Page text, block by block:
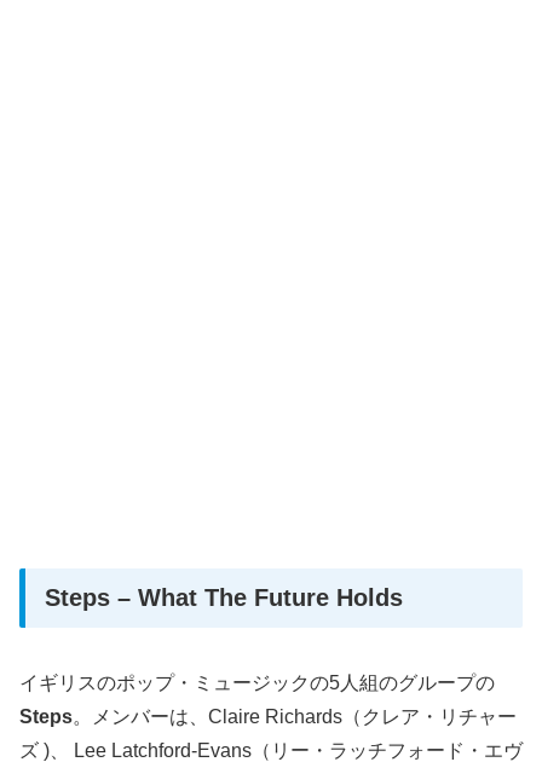
Steps – What The Future Holds
イギリスのポップ・ミュージックの5人組のグループの
Steps。メンバーは、Claire Richards（クレア・リチャー
ズ )、 Lee Latchford-Evans（リー・ラッチフォード・エヴ